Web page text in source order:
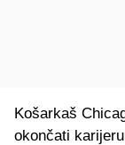
Košarkaš
okončati